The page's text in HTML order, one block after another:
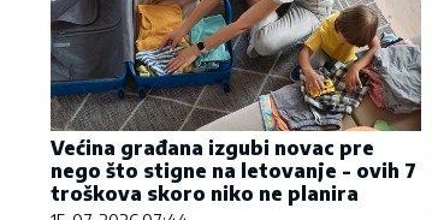
Većina građana izgubi novac pre
nego što stigne na letovanje - ovih 7
troškova skoro niko ne planira